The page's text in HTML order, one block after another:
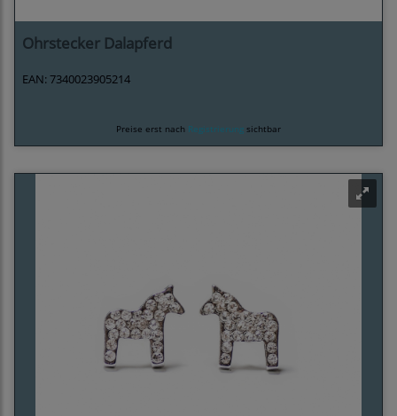
Ohrstecker Dalapferd
EAN: 7340023905214
Preise erst nach Registrierung sichtbar